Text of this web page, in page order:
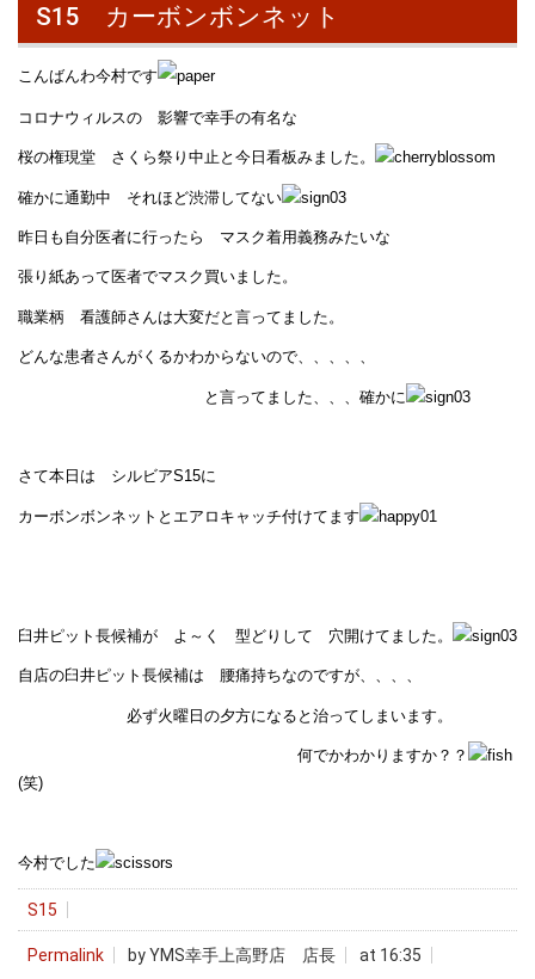
S15 カーボンボンネット
こんばんわ今村です
コロナウィルスの 影響で幸手の有名な
桜の権現堂 さくら祭り中止と今日看板みました。
確かに通勤中 それほど渋滞してない
昨日も自分医者に行ったら マスク着用義務みたいな
張り紙あって医者でマスク買いました。
職業柄 看護師さんは大変だと言ってました。
どんな患者さんがくるかわからないので、、、、、
と言ってました、、、確かに
さて本日は シルビアS15に
カーボンボンネットとエアロキャッチ付けてます
臼井ピット長候補が よ～く 型どりして 穴開けてました。
自店の臼井ピット長候補は 腰痛持ちなのですが、、、、
必ず火曜日の夕方になると治ってしまいます。
何でかわかりますか？？
(笑)
今村でした
S15
Permalink by YMS幸手上高野店 店長 at 16:35